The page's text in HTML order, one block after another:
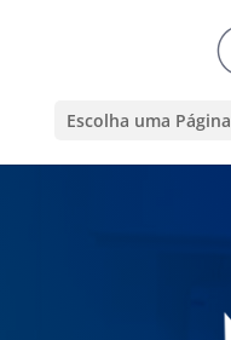
Escolha uma Página